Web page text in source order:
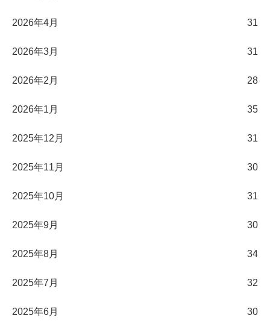
2026年4月 31
2026年3月 31
2026年2月 28
2026年1月 35
2025年12月 31
2025年11月 30
2025年10月 31
2025年9月 30
2025年8月 34
2025年7月 32
2025年6月 30